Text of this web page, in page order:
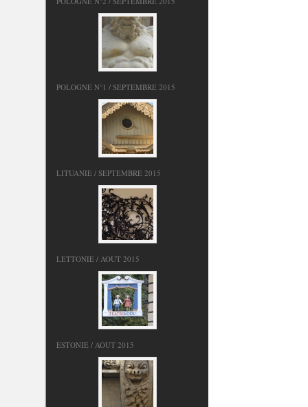
POLOGNE N°1 / SEPTEMBRE 2015
LITUANIE / SEPTEMBRE 2015
LETTONIE / AOUT 2015
ESTONIE / AOUT 2015